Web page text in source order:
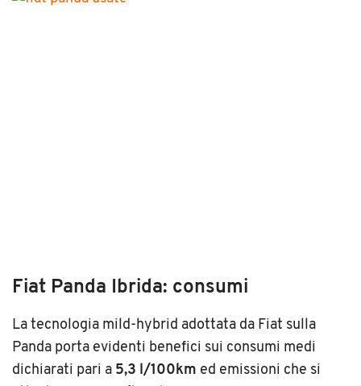
Fiat Panda Ibrida: consumi
La tecnologia mild-hybrid adottata da Fiat sulla
Panda porta evidenti benefici sui consumi medi
dichiarati pari a 5,3 l/100km ed emissioni che si